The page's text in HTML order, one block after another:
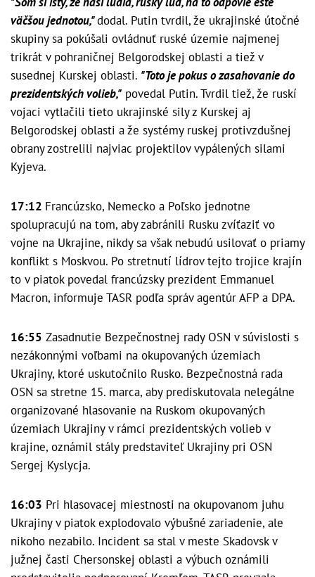
väčšou jednotou,"dodal. Putin tvrdil, že ukrajinské útočné
skupiny sa pokúšali ovládnuť ruské územie najmenej
trikrát v pohraničnej Belgorodskej oblasti a tiež v
susednej Kurskej oblasti. "Toto je pokus o zasahovanie do
prezidentských volieb," povedal Putin. Tvrdil tiež, že ruskí
vojaci vytlačili tieto ukrajinské sily z Kurskej aj
Belgorodskej oblasti a že systémy ruskej protivzdušnej
obrany zostrelili najviac projektilov vypálených silami
Kyjeva.
17:12 Francúzsko, Nemecko a Poľsko jednotne
spolupracujú na tom, aby zabránili Rusku zvíťaziť vo
vojne na Ukrajine, nikdy sa však nebudú usilovať o priamy
konflikt s Moskvou. Po stretnutí lídrov tejto trojice krajín
to v piatok povedal francúzsky prezident Emmanuel
Macron, informuje TASR podľa správ agentúr AFP a DPA.
16:55 Zasadnutie Bezpečnostnej rady OSN v súvislosti s
nezákonnými voľbami na okupovaných územiach
Ukrajiny, ktoré uskutočnilo Rusko. Bezpečnostná rada
OSN sa stretne 15. marca, aby prediskutovala nelegálne
organizované hlasovanie na Ruskom okupovaných
územiach Ukrajiny v rámci prezidentských volieb v
krajine, oznámil stály predstaviteľ Ukrajiny pri OSN
Sergej Kyslycja.
16:03 Pri hlasovacej miestnosti na okupovanom juhu
Ukrajiny v piatok explodovalo výbušné zariadenie, ale
nikoho nezabilo. Incident sa stal v meste Skadovsk v
južnej časti Chersonskej oblasti a výbuch oznámili